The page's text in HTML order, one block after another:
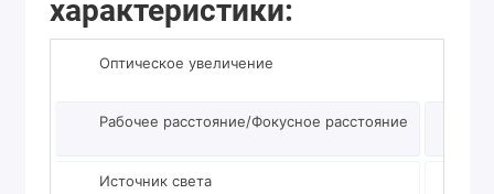
характеристики:
Оптическое увеличение
Рабочее расстояние/Фокусное расстояние
Источник света